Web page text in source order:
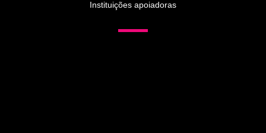
Instituições apoiadoras